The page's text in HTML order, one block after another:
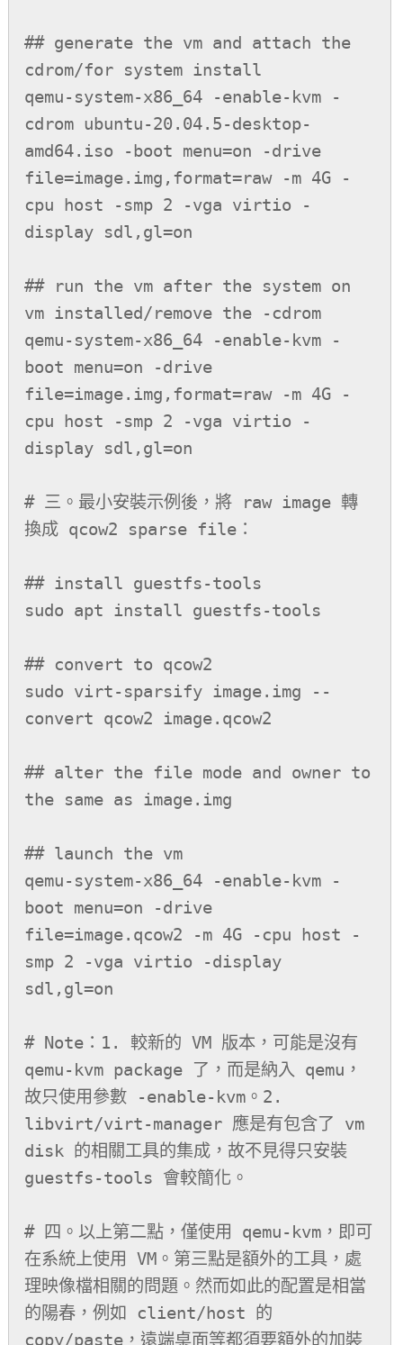
## generate the vm and attach the
cdrom/for system install
qemu-system-x86_64 -enable-kvm -
cdrom ubuntu-20.04.5-desktop-
amd64.iso -boot menu=on -drive
file=image.img,format=raw -m 4G -
cpu host -smp 2 -vga virtio -
display sdl,gl=on
## run the vm after the system on
vm installed/remove the -cdrom
qemu-system-x86_64 -enable-kvm -
boot menu=on -drive
file=image.img,format=raw -m 4G -
cpu host -smp 2 -vga virtio -
display sdl,gl=on
# 三。最小安裝示例後，將 raw image 轉
換成 qcow2 sparse file：
## install guestfs-tools
sudo apt install guestfs-tools
## convert to qcow2
sudo virt-sparsify image.img --
convert qcow2 image.qcow2
## alter the file mode and owner to
the same as image.img
## launch the vm
qemu-system-x86_64 -enable-kvm -
boot menu=on -drive
file=image.qcow2 -m 4G -cpu host -
smp 2 -vga virtio -display
sdl,gl=on
# Note：1. 較新的 VM 版本，可能是沒有
qemu-kvm package 了，而是納入 qemu，
故只使用參數 -enable-kvm。2.
libvirt/virt-manager 應是有包含了 vm
disk 的相關工具的集成，故不見得只安裝
guestfs-tools 會較簡化。
# 四。以上第二點，僅使用 qemu-kvm，即可
在系統上使用 VM。第三點是額外的工具，處
理映像檔相關的問題。然而如此的配置是相當
的陽春，例如 client/host 的
copy/paste，遠端桌面等都須要額外的加裝